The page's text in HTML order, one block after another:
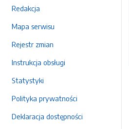
Redakcja
Mapa serwisu
Rejestr zmian
Instrukcja obsługi
Statystyki
Polityka prywatności
Deklaracja dostępności